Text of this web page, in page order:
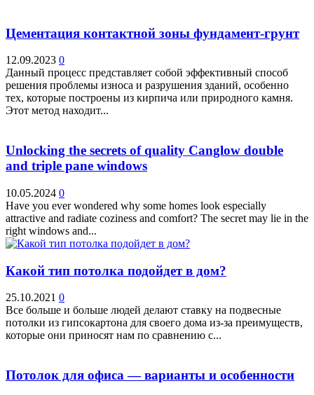
Цементация контактной зоны фундамент-грунт
12.09.2023 0
Данный процесс представляет собой эффективный способ
решения проблемы износа и разрушения зданий, особенно
тех, которые построены из кирпича или природного камня.
Этот метод находит...
Unlocking the secrets of quality Canglow double
and triple pane windows
10.05.2024 0
Have you ever wondered why some homes look especially
attractive and radiate coziness and comfort? The secret may lie in the
right windows and...
Какой тип потолка подойдет в дом?
25.10.2021 0
Все больше и больше людей делают ставку на подвесные
потолки из гипсокартона для своего дома из-за преимуществ,
которые они приносят нам по сравнению с...
Потолок для офиса — варианты и особенности